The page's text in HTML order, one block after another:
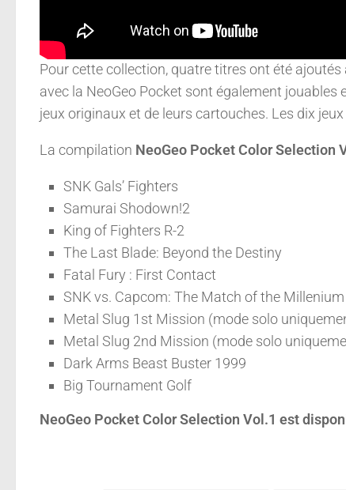
Pour cette collection, quatre titres ont été
avec la NeoGeo Pocket sont également
jeux originaux et de leurs cartouches. Les dix
La compilation NeoGeo Pocket Color Selection
SNK Gals’ Fighters
Samurai Shodown!2
King of Fighters R-2
The Last Blade: Beyond the Destiny
Fatal Fury : First Contact
SNK vs. Capcom: The Match of the Millenium
Metal Slug 1st Mission (mode solo
Metal Slug 2nd Mission (mode solo
Dark Arms Beast Buster 1999
Big Tournament Golf
NeoGeo Pocket Color Selection Vol.1 est